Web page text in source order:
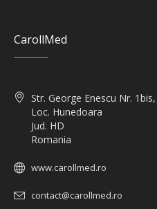
CarollMed
Str. George Enescu Nr.
Loc. Hunedoara
Jud. HD
Romania
www.carollmed.ro
contact@carollmed.ro